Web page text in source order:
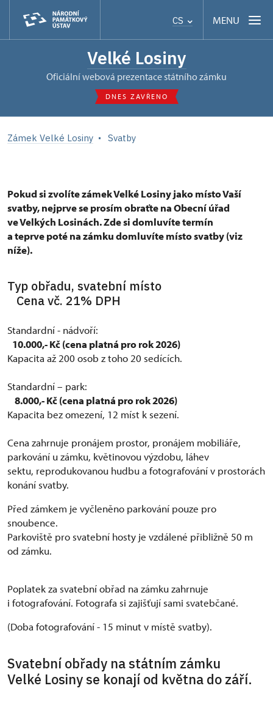
CS MENU
Velké Losiny
oficiální webová prezentace státního zámku
DNES ZAVŘENO
Zámek Velké Losiny Svatby
Pokud si zvolíte zámek Velké Losiny jako místo Vaší
svatby, nejprve se prosím obraťte na Obecní úřad
ve Velkých Losinách. Zde si domluvíte termín
a teprve poté na zámku domluvíte místo svatby (viz
níže).
Typ obřadu, svatební místo
Cena vč. 21% DPH
Standardní - nádvoří:
10.000,- Kč (cena platná pro rok 2026)
Kapacita až 200 osob z toho 20 sedících.
Standardní – park:
8.000,- Kč (cena platná pro rok 2026)
Kapacita bez omezení, 12 míst k sezení.
Cena zahrnuje pronájem prostor, pronájem mobiliáře,
parkování u zámku, květinovou výzdobu, láhev
sektu, reprodukovanou hudbu a fotografování v prostorách
konání svatby.
Před zámkem je vyčleněno parkování pouze pro
snoubence.
Parkoviště pro svatební hosty je vzdálené přibližně 50 m
od zámku.
Poplatek za svatební obřad na zámku zahrnuje
i fotografování. Fotografa si zajišťují sami svatebčané.
(Doba fotografování - 15 minut v místě svatby).
Svatební obřady na státním zámku
Velké Losiny se konají od května do září.